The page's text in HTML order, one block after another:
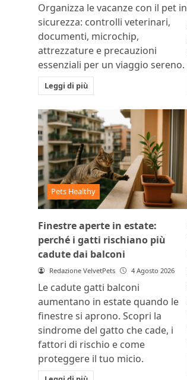
Organizza le vacanze con il pet in
sicurezza: controlli veterinari,
documenti, microchip,
attrezzature e precauzioni
essenziali per un viaggio sereno.
Leggi di più
Pets Healthy
Finestre aperte in estate:
perché i gatti rischiano più
cadute dai balconi
Redazione VelvetPets 4 Agosto 2026
Le cadute gatti balconi
aumentano in estate quando le
finestre si aprono. Scopri la
sindrome del gatto che cade, i
fattori di rischio e come
proteggere il tuo micio.